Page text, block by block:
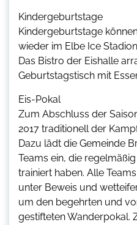
Kindergeburtstage
Kindergeburtstage
wieder im Elbe Ice
Das Bistro der Eishalle
Geburtstagstisch mit
Eis-Pokal
Zum Abschluss der
2017 traditionell der
Dazu lädt die Gemeinde
Teams ein, die
trainiert haben. Alle
unter Beweis und
um den begehrten und
gestifteten Wanderpokal.